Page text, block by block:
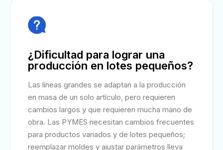

¿Dificultad para lograr una
producción en lotes pequeños?
Las líneas grandes se adaptan a la producción
en masa de un solo artículo, pero requieren
cambios largos y que requieren mucha mano de
obra. Las PYMES necesitan cambios frecuentes
para productos variados y de lotes pequeños;
reemplazar moldes y ajustar parámetros lleva